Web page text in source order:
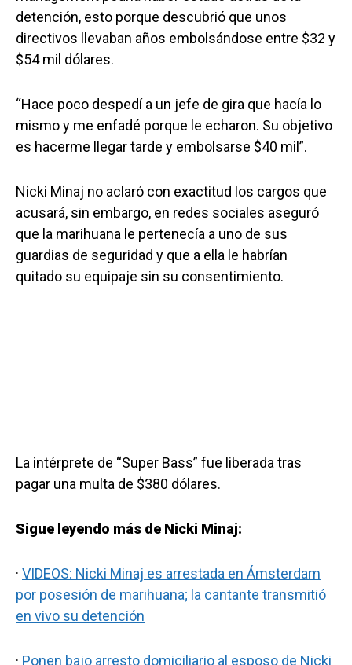
detención, esto porque descubrió que unos
directivos llevaban años embolsándose entre $32 y
$54 mil dólares.
“Hace poco despedí a un jefe de gira que hacía lo
mismo y me enfadé porque le echaron. Su objetivo
es hacerme llegar tarde y embolsarse $40 mil”.
Nicki Minaj no aclaró con exactitud los cargos que
acusará, sin embargo, en redes sociales aseguró
que la marihuana le pertenecía a uno de sus
guardias de seguridad y que a ella le habrían
quitado su equipaje sin su consentimiento.
La intérprete de “Super Bass” fue liberada tras
pagar una multa de $380 dólares.
Sigue leyendo más de Nicki Minaj:
· VIDEOS: Nicki Minaj es arrestada en Ámsterdam
por posesión de marihuana; la cantante transmitió
en vivo su detención
· Ponen bajo arresto domiciliario al esposo de Nicki